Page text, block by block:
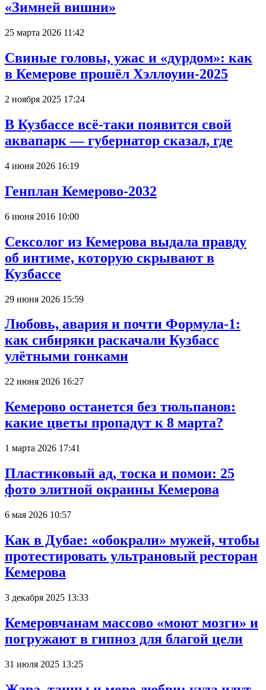
«Зимней вишни»
25 марта 2026 11:42
Свиные головы, ужас и «дурдом»: как
в Кемерове прошёл Хэллоуин-2025
2 ноября 2025 17:24
В Кузбассе всё-таки появится свой
аквапарк — губернатор сказал, где
4 июня 2026 16:19
Генплан Кемерово-2032
6 июня 2016 10:00
Сексолог из Кемерова выдала правду
об интиме, которую скрывают в
Кузбассе
29 июня 2026 15:59
Любовь, авария и почти Формула-1:
как сибиряки раскачали Кузбасс
улётными гонками
22 июня 2026 16:27
Кемерово останется без тюльпанов:
какие цветы пропадут к 8 марта?
1 марта 2026 17:41
Пластиковый ад, тоска и помои: 25
фото элитной окраины Кемерова
6 мая 2026 10:57
Как в Дубае: «обокрали» мужей, чтобы
протестировать ультрановый ресторан
Кемерова
3 декабря 2025 13:33
Кемеровчанам массово «моют мозги» и
погружают в гипноз для благой цели
31 июля 2025 13:25